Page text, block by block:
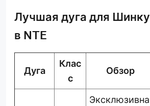
Лучшая дуга для Шинку
в NTE
Дуга
Клас
с
Обзор
Эксклюзивна